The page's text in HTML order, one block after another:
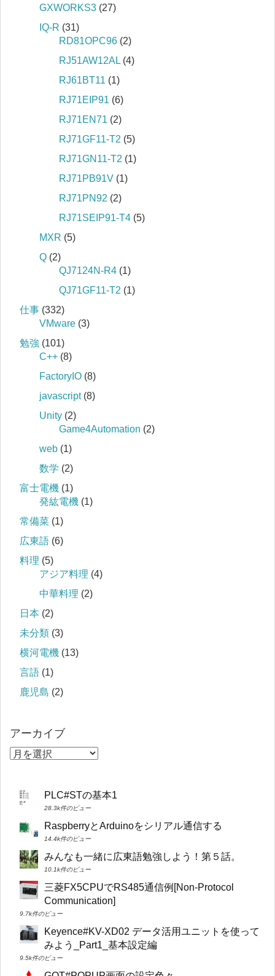
GXWORKS3 (27)
IQ‐R (31)
RD81OPC96 (2)
RJ51AW12AL (4)
RJ61BT11 (1)
RJ71EIP91 (6)
RJ71EN71 (2)
RJ71GF11-T2 (5)
RJ71GN11-T2 (1)
RJ71PB91V (1)
RJ71PN92 (2)
RJ71SEIP91-T4 (5)
MXR (5)
Q (2)
QJ7124N-R4 (1)
QJ71GF11-T2 (1)
仕事 (332)
VMware (3)
勉強 (101)
C++ (8)
FactoryIO (8)
javascript(8)
Unity (2)
Game4Automation (2)
web (1)
数学 (2)
富士電機 (1)
発紘電機 (1)
常備菜 (1)
広東語 (6)
料理 (5)
アジア料理 (4)
中華料理 (2)
日本 (2)
未分類 (3)
横河電機 (13)
言語 (1)
鹿児島 (2)
アーカイブ
PLC#STの基本1
28.3k件のビュー
RaspberryとArduinoをシリアル通信する
14.4k件のビュー
みんなも一緒に広東語勉強しよう！第５話。
10.1k件のビュー
三菱FX5CPUでRS485通信例[Non-Protocol
Communication]
9.7k件のビュー
Keyence#KV-XD02 データ活用ユニットを使って
みよう_Part1_基本設定編
9.5k件のビュー